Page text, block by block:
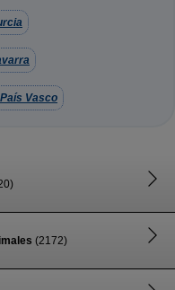
Vasco
(2172)